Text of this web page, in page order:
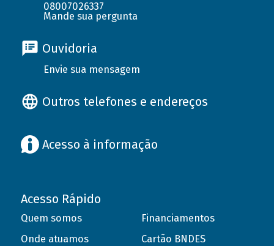
08007026337
Mande sua pergunta
Ouvidoria
Envie sua mensagem
Outros telefones e endereços
Acesso à informação
Acesso Rápido
Quem somos
Onde atuamos
Financiamentos
Cartão BNDES